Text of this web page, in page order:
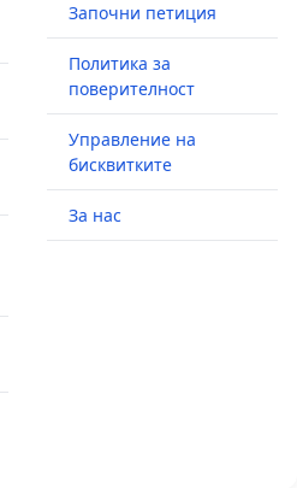
Започни петиция
Политика за
поверителност
Управление на
бисквитките
За нас